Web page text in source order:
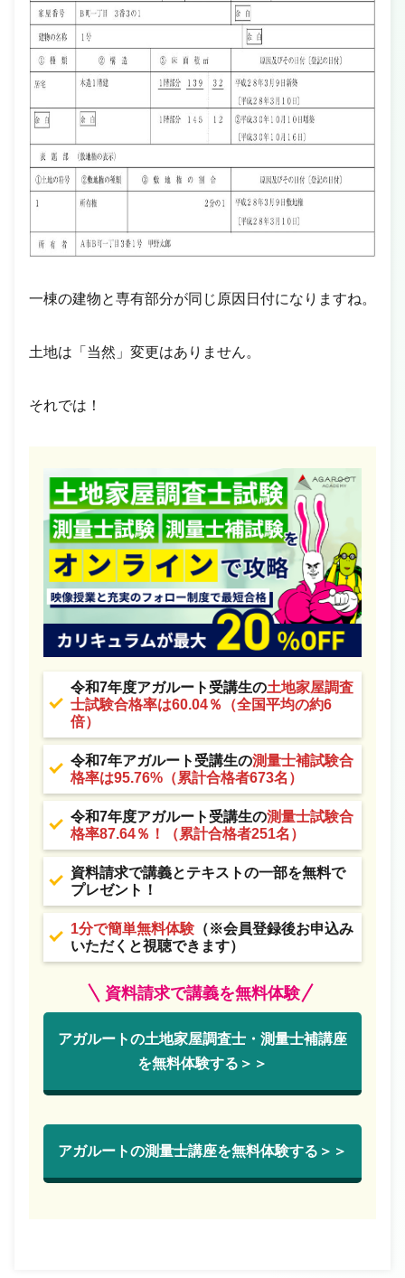
一棟の建物と専有部分が同じ原因日付になりますね。
土地は「当然」変更はありません。
それでは！
令和7年度アガルート受講生の土地家屋調査
士試験合格率は60.04％（全国平均の約6
倍）
令和7年アガルート受講生の測量士補試験合
格率は95.76%（累計合格者673名）
令和7年度アガルート受講生の測量士試験合
格率87.64％！（累計合格者251名）
資料請求で講義とテキストの一部を無料で
プレゼント！
1分で簡単無料体験 （※会員登録後お申込み
いただくと視聴できます）
資料請求で講義を無料体験
アガルートの土地家屋調査士・測量士補講座
を無料体験する＞＞
アガルートの測量士講座を無料体験する＞＞